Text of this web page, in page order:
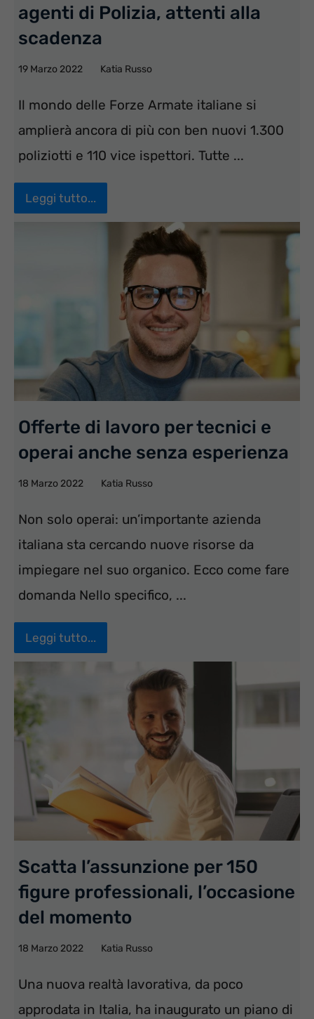
agenti di Polizia, attenti alla
scadenza
19 Marzo 2022 Katia Russo
Il mondo delle Forze Armate italiane si
amplierà ancora di più con ben nuovi 1.300
poliziotti e 110 vice ispettori. Tutte ...
Leggi tutto...
Offerte di lavoro per tecnici e
operai anche senza esperienza
18 Marzo 2022 Katia Russo
Non solo operai: un’importante azienda
italiana sta cercando nuove risorse da
impiegare nel suo organico. Ecco come fare
domanda Nello specifico, ...
Leggi tutto...
Scatta l’assunzione per 150
figure professionali, l’occasione
del momento
18 Marzo 2022 Katia Russo
Una nuova realtà lavorativa, da poco
approdata in Italia, ha inaugurato un piano di